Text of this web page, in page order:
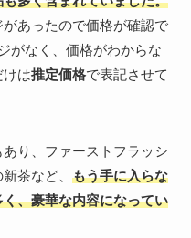
あったので価格が確認で
がなく、価格がわからな
けは推定価格で表記させて
り、ファーストフラッシ
茶など、 もう手に入らな
、豪華な内容になってい